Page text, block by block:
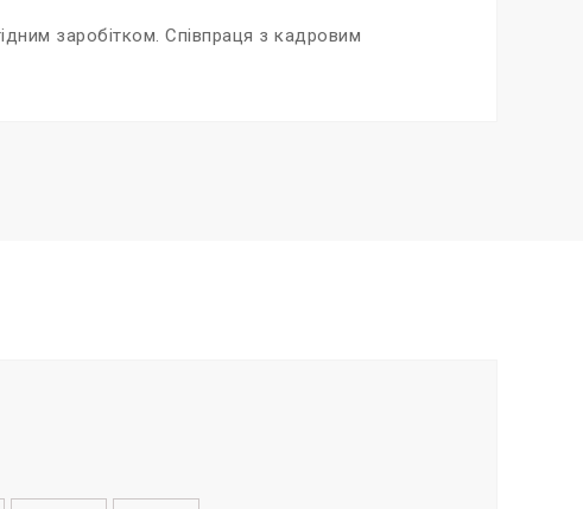
заробітком. Співпраця з кадровим